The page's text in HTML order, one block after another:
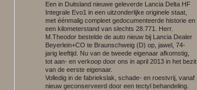
Een in Duitsland nieuwe geleverde Lancia Delta HF
Integrale Evo1 in een uitzonderlijke originele staat,
met éénmalig compleet gedocumenteerde historie en
een kilometerstand van slechts 28.771. Herr.
M.Theodor bestelde de auto nieuw bij Lancia Dealer
Beyerlein+CO te Braunschweig (D) op, jawel, 74-
jarig leeftijd. Nu van de tweede eigenaar afkomstig,
tot aan- en verkoop door ons in april 2013 in het bezit
van de eerste eigenaar.
Volledig in de fabriekslak, schade- en roestvrij, vanaf
nieuw geconserveerd door een tectyl behandeling.